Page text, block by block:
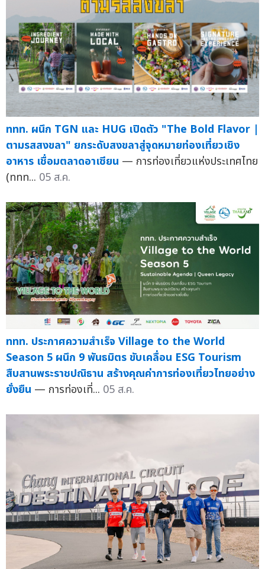
ททท. ผนึก TGN และ HUG เปิดตัว "The Bold Flavor |
ตามรสสงขลา" ยกระดับสงขลาสู่จุดหมายท่องเที่ยวเชิง
อาหาร เชื่อมตลาดอาเซียน — การท่องเที่ยวแห่งประเทศไทย
(ททท... 05 ส.ค.
ททท. ประกาศความสำเร็จ Village to the World
Season 5 ผนึก 9 พันธมิตร ขับเคลื่อน ESG Tourism
สืบสานพระราชปณิธาน สร้างคุณค่าการท่องเที่ยวไทยอย่าง
ยั่งยืน — การท่องเที่... 05 ส.ค.